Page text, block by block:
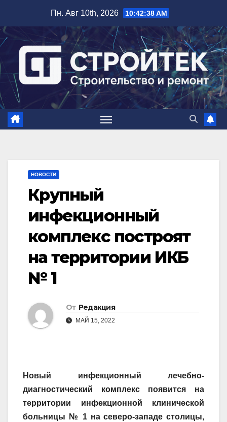
содержимому
Пн. Авг 10th, 2026 10:42:39 AM
НОВОСТИ
Крупный
инфекционный
комплекс построят
на территории ИКБ
№ 1
От Редакция
МАЙ 15, 2022
Новый инфекционный лечебно-
диагностический комплекс появится на
территории инфекционной клинической
больницы № 1 на северо-западе столицы,